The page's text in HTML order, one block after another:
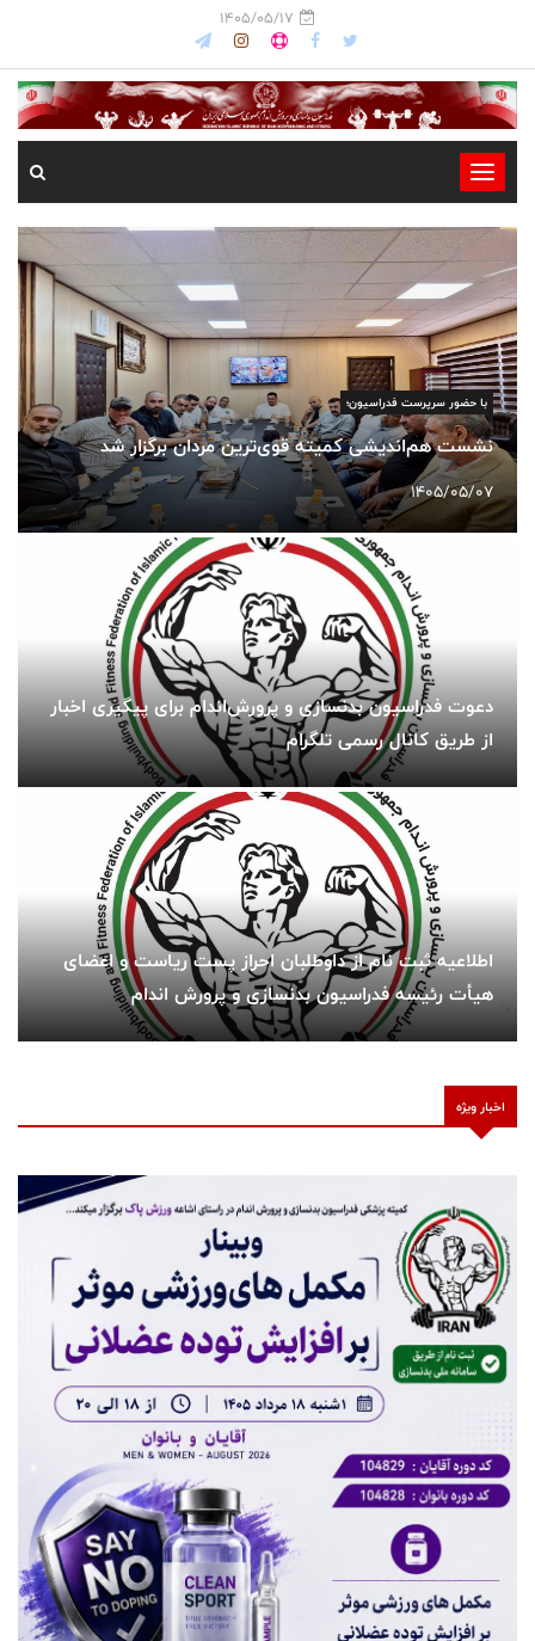
1405/05/17
-
-
-
-
-
-
قوی‌ترین مردان برگزار شد
اسامی نهایی داوطلبان
اندام اعلام شد
1405/05/14
دعوت فدراسیون بدنسازی و پرورش‌اندام برای پیگیری اخبار
از طریق کانال رسمی تلگرام
اطلاعیه ثبت نام از داوطلبان احراز پست ریاست و اعضای
هیأت رئیسه فدراسیون بدنسازی و پرورش اندام
اخبار ویژه